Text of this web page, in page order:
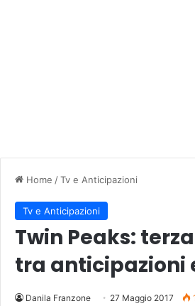
Home /Tv e Anticipazioni
Tv e Anticipazioni
Twin Peaks:
tra anticipazioni
Danila Franzone 27 Maggio 2017